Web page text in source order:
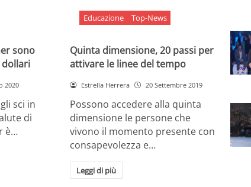
sono
dollari
2020
sci in
di
è…
Educazione Top-News
Quinta dimensione, 20 passi per
attivare le linee del tempo
Estrella Herrera 20 Settembre 2019
Possono accedere alla quinta
dimensione le persone che
vivono il momento presente con
consapevolezza e…
Leggi di più